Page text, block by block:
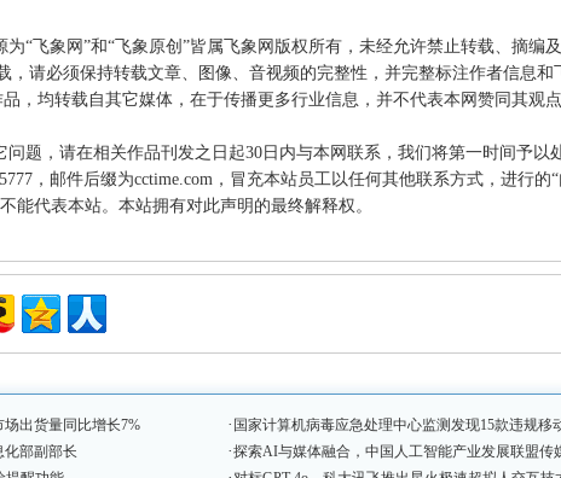
“飞象网”和“飞象原创”皆属飞象网版权所有，未经允许禁止转载、摘编
，请必须保持转载文章、图像、音视频的完整性，并完整标注作者信息和
，均转载自其它媒体，在于传播更多行业信息，并不代表本网赞同其观
题，请在相关作品刊发之日起30日内与本网联系，我们将第一时间予以
，邮件后缀为cctime.com，冒充本站员工以任何其他联系方式，进行的
能代表本站。本站拥有对此声明的最终解释权。
出货量同比增长7% · 国家计算机病毒应急处理中心监测发现15款违规移
部副部长 ·探索AI与媒体融合，中国人工智能产业发展联盟传